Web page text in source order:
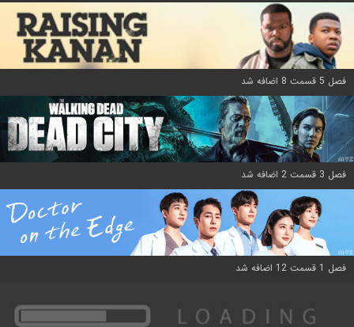
فصل 5 قسمت 8 اضافه شد
فصل 3 قسمت 2 اضافه شد
فصل 1 قسمت 12 اضافه شد